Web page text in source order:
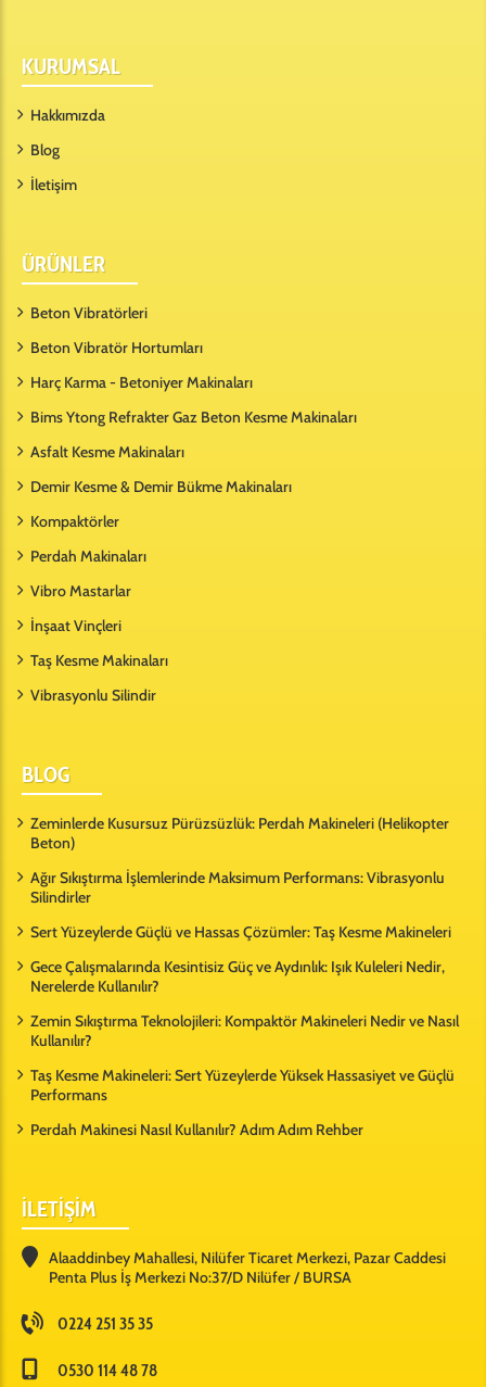
KURUMSAL
Hakkımızda
Blog
İletişim
ÜRÜNLER
Beton Vibratörleri
Beton Vibratör Hortumları
Harç Karma - Betoniyer Makinaları
Bims Ytong Refrakter Gaz Beton Kesme Makinaları
Asfalt Kesme Makinaları
Demir Kesme & Demir Bükme Makinaları
Kompaktörler
Perdah Makinaları
Vibro Mastarlar
İnşaat Vinçleri
Taş Kesme Makinaları
Vibrasyonlu Silindir
BLOG
Zeminlerde Kusursuz Pürüzsüzlük: Perdah Makineleri (Helikopter
Beton)
Ağır Sıkıştırma İşlemlerinde Maksimum Performans: Vibrasyonlu
Silindirler
Sert Yüzeylerde Güçlü ve Hassas Çözümler: Taş Kesme Makineleri
Gece Çalışmalarında Kesintisiz Güç ve Aydınlık: Işık Kuleleri Nedir,
Nerelerde Kullanılır?
Zemin Sıkıştırma Teknolojileri: Kompaktör Makineleri Nedir ve Nasıl
Kullanılır?
Taş Kesme Makineleri: Sert Yüzeylerde Yüksek Hassasiyet ve Güçlü
Performans
Perdah Makinesi Nasıl Kullanılır? Adım Adım Rehber
İLETİŞİM
Alaaddinbey Mahallesi, Nilüfer Ticaret Merkezi, Pazar Caddesi
Penta Plus İş Merkezi No:37/D Nilüfer / BURSA
0224 251 35 35
0530 114 48 78